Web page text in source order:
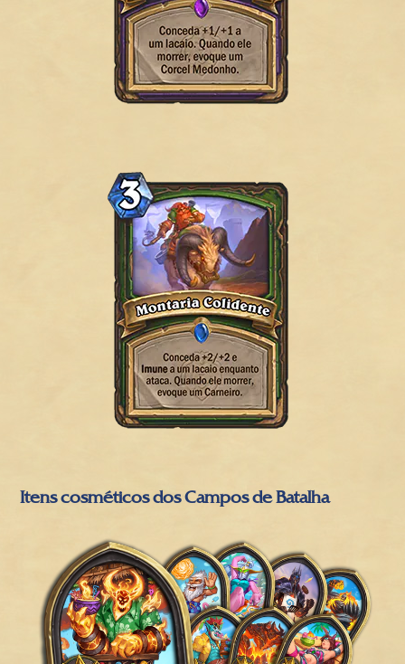
Itens cosméticos dos Campos de Batalha